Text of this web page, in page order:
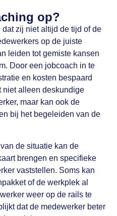
op?
zij niet altijd de tijd of de
op de juiste
leiden tot gemiste kansen
Door een jobcoach in te
en kosten bespaard
niet alleen deskundige
maar kan ook de
bij het begeleiden van de
de situatie kan de
brengen en specifieke
vaststellen. Soms kan
of de werkplek al
weer op de rails te
dat de medewerker beter